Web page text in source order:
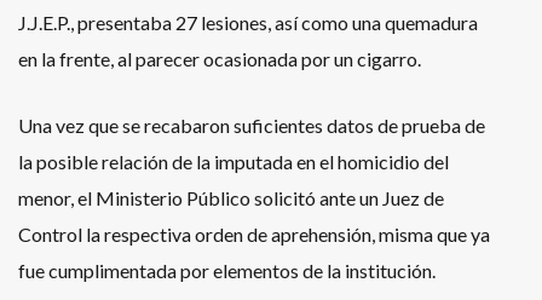
J.J.E.P., presentaba 27 lesiones, así como una quemadura
en la frente, al parecer ocasionada por un cigarro.
Una vez que se recabaron suficientes datos de prueba de
la posible relación de la imputada en el homicidio del
menor, el Ministerio Público solicitó ante un Juez de
Control la respectiva orden de aprehensión, misma que ya
fue cumplimentada por elementos de la institución.